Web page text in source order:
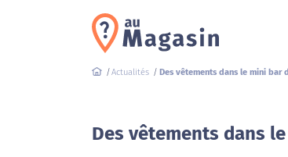
Actualités Des vêtements dans le mini bar
Des vêtements dans